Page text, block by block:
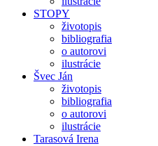
STOPY
životopis
bibliografia
o autorovi
ilustrácie
Švec Ján
životopis
bibliografia
o autorovi
ilustrácie
Tarasová Irena